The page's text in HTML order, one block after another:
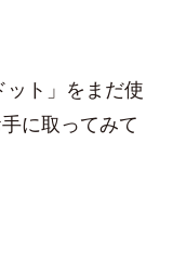
ット」をまだ使
に取ってみて